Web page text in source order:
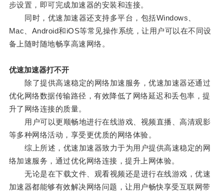
步设置，即可完成加速器的安装和连接。
同时，优速加速器还支持多平台，包括Windows、
Mac、Android和iOS等常见操作系统，让用户可以在不同设
备上随时随地畅享高速网络。
优速加速器打不开
除了提供高速稳定的网络加速服务，优速加速器还通过
优化网络数据传输路径，有效降低了网络延迟和丢包率，提
升了网络连接的质量。
用户可以更顺畅地进行在线游戏、视频直播、高清观影
等多种网络活动，享受更优质的网络体验。
综上所述，优速加速器致力于为用户提供高速稳定的网
络加速服务，通过优化网络连接，提升上网体验。
无论是在下载文件、观看视频还是进行在线游戏，优速
加速器都能够有效解决网络问题，让用户畅快享受互联网带